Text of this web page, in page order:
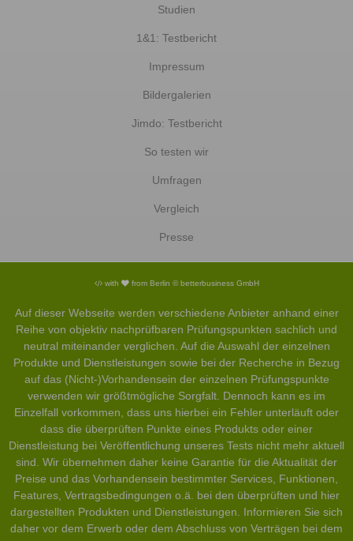
Studien
1&1: Testbericht
Impressum
Bildergalerien
Jimdo: Testbericht
So testen wir
Umfragen
Vergleich
Presse
with from Berlin © betterbusiness GmbH
Auf dieser Webseite werden verschiedene Anbieter anhand einer
Reihe von objektiv nachprüfbaren Prüfungspunkten sachlich und
neutral miteinander verglichen. Auf die Auswahl der einzelnen
Produkte und Dienstleistungen sowie bei der Recherche in Bezug
auf das (Nicht-)Vorhandensein der einzelnen Prüfungspunkte
verwenden wir größtmögliche Sorgfalt. Dennoch kann es im
Einzelfall vorkommen, dass uns hierbei ein Fehler unterläuft oder
dass die überprüften Punkte eines Produkts oder einer
Dienstleistung bei Veröffentlichung unseres Tests nicht mehr aktuell
sind. Wir übernehmen daher keine Garantie für die Aktualität der
Preise und das Vorhandensein bestimmter Services, Funktionen,
Features, Vertragsbedingungen o.ä. bei den überprüften und hier
dargestellten Produkten und Dienstleistungen. Informieren Sie sich
daher vor dem Erwerb oder dem Abschluss von Verträgen bei dem